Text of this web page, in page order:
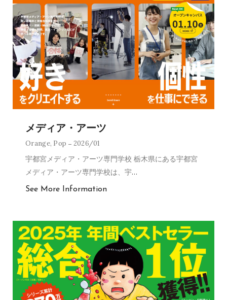
メディア・アーツ
Orange, Pop 2026/01
宇都宮メディア・アーツ専門学校 栃木県にある宇都宮
メディア・アーツ専門学校は、宇…
See More Information